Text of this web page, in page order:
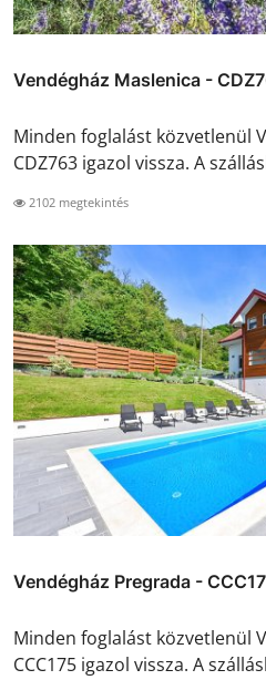
Vendégház Maslenica -
Minden foglalást közvetlenül
CDZ763 igazol vissza. A
2102 megtekintés
Vendégház Pregrada -
Minden foglalást közvetlenül
CCC175 igazol vissza. A